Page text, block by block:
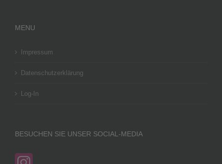
MENU
Impressum
Datenschutzerklärung
Log-In
BESUCHEN SIE UNSER SOCIAL-MEDIA